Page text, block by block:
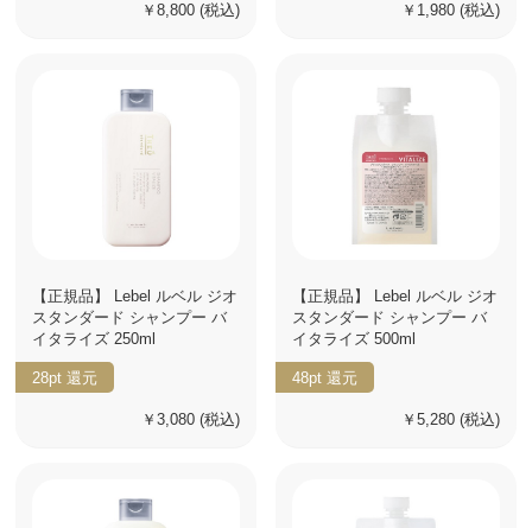
￥8,800 (税込) ￥1,980 (税込)
【正規品】 Lebel ルベル ジオ
スタンダード シャンプー バ
イタライズ 250ml
28pt 還元
￥3,080 (税込)
【正規品】 Lebel ルベル ジオ
スタンダード シャンプー バ
イタライズ 500ml
48pt 還元
￥5,280 (税込)